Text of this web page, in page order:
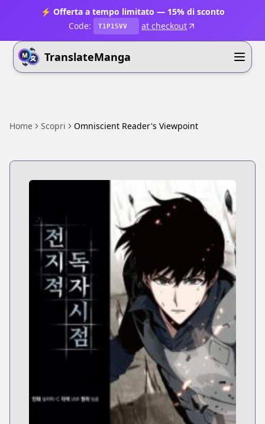
⚡ Offerta a tempo limitato — 15% di sconto
Code:
T1P15VV at checkout
TranslateManga
Home Scopri Omniscient Reader's Viewpoint